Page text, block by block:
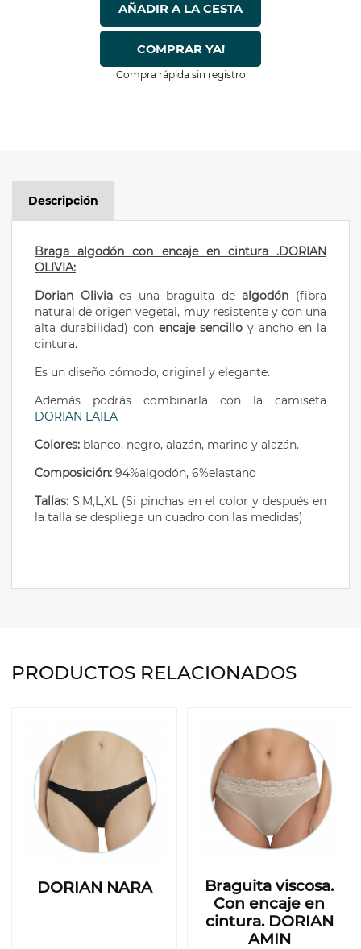
AÑADIR A LA CESTA
COMPRAR YA!
Compra rápida sin registro
Descripción
Braga algodón con encaje en cintura .DORIAN
OLIVIA:
Dorian Oliviaes una braguita dealgodón (fibra
natural de origen vegetal, muy resistente y con una
alta durabilidad) con encaje sencillo y ancho en la
cintura.
Es un diseño cómodo, original y elegante.
Además podrás combinarla con la camiseta
DORIAN LAILA
Colores: blanco, negro, alazán, marino y alazán.
Composición: 94%algodón, 6%elastano
Tallas: S,M,L,XL (Si pinchas en el color y después en
la talla se despliega un cuadro con las medidas)
PRODUCTOS RELACIONADOS
DORIAN NARA
Braguita viscosa.
Con encaje en
cintura. DORIAN
AMIN